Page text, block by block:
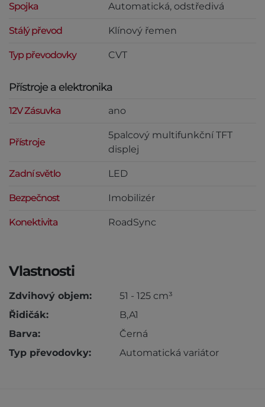
Spojka Automatická, odstředivá
Stálý převod Klínový řemen
Typ převodovky CVT
Přístroje a elektronika
12V Zásuvka ano
Přístroje
5palcový multifunkční TFT
displej
Zadní světlo LED
Bezpečnost Imobilizér
Konektivita RoadSync
Vlastnosti
Zdvihový objem:
51 - 125 cm³
Řidičák:
B,A1
Barva:
Černá
Typ převodovky:
Automatická variátor